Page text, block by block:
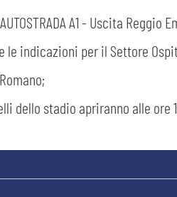
A1 - Uscita Reggio
le indicazioni per il Settore
dello stadio apriranno alle ore